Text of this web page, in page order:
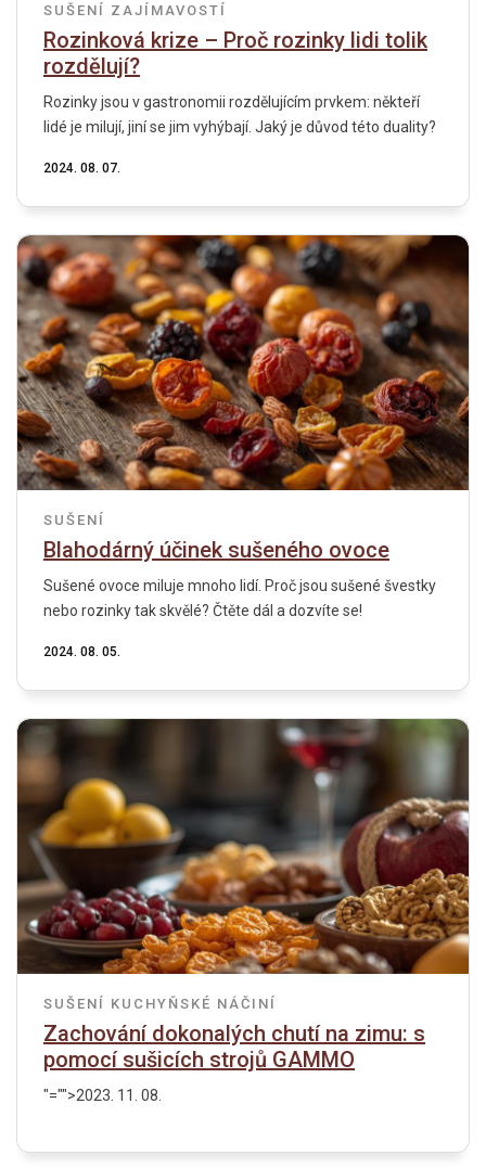
SUŠENÍ ZAJÍMAVOSTÍ
Rozinková krize – Proč rozinky lidi tolik
rozdělují?
Rozinky jsou v gastronomii rozdělujícím prvkem: někteří
lidé je milují, jiní se jim vyhýbají. Jaký je důvod této duality?
2024. 08. 07.
SUŠENÍ
Blahodárný účinek sušeného ovoce
Sušené ovoce miluje mnoho lidí. Proč jsou sušené švestky
nebo rozinky tak skvělé? Čtěte dál a dozvíte se!
2024. 08. 05.
SUŠENÍ KUCHYŇSKÉ NÁČINÍ
Zachování dokonalých chutí na zimu: s
pomocí sušicích strojů GAMMO
"="">2023. 11. 08.